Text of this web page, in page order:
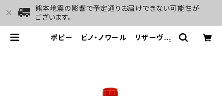
熊本地震の影響で予定通りお届けできない可能性が
ございます。
ポピー ピノ・ノワール リザーヴ